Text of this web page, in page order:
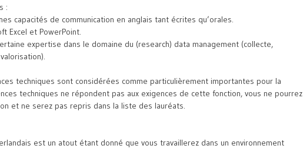
:
capacités de communication en anglais tant écrites qu’orales.
Excel et PowerPoint.
expertise dans le domaine du (research) data management (collecte,
techniques sont considérées comme particulièrement importantes pour la
techniques ne répondent pas aux exigences de cette fonction, vous ne pourrez
et ne serez pas repris dans la liste des lauréats.
est un atout étant donné que vous travaillerez dans un environnement